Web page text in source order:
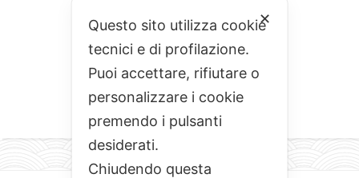
✕
Questo sito utilizza cookie
tecnici e di profilazione.
Puoi accettare, rifiutare o
personalizzare i cookie
premendo i pulsanti
desiderati.
Chiudendo questa